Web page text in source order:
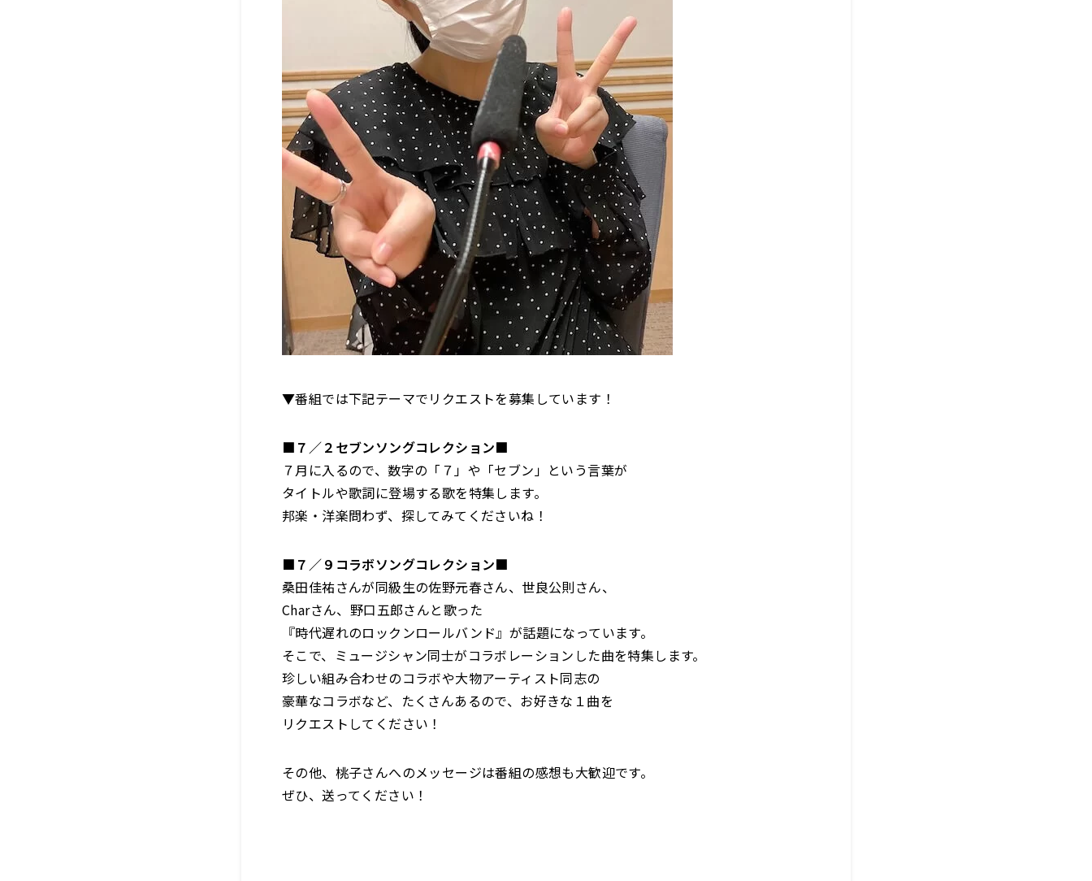
▼番組では下記テーマでリクエストを募集しています！
■７／２セブンソングコレクション■
７月に入るので、数字の「７」や「セブン」という言葉が
タイトルや歌詞に登場する歌を特集します。
邦楽・洋楽問わず、探してみてくださいね！
■７／９コラボソングコレクション■
桑田佳祐さんが同級生の佐野元春さん、世良公則さん、
Charさん、野口五郎さんと歌った
『時代遅れのロックンロールバンド』が話題になっています。
そこで、ミュージシャン同士がコラボレーションした曲を特集します。
珍しい組み合わせのコラボや大物アーティスト同志の
豪華なコラボなど、たくさんあるので、お好きな１曲を
リクエストしてください！
その他、桃子さんへのメッセージは番組の感想も大歓迎です。
ぜひ、送ってください！